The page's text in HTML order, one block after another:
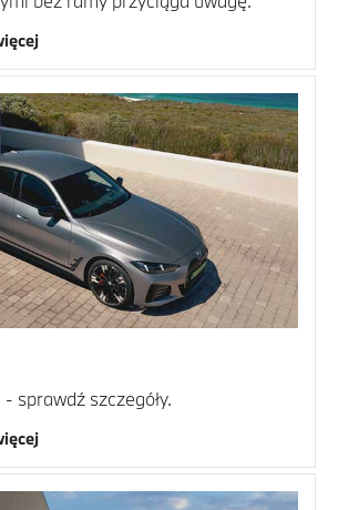
sprawdź szczegóły.